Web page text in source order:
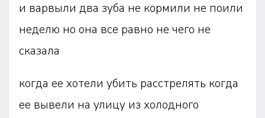
и варвыли два зуба не кормили не поили
неделю но она все равно не чего не
сказала
когда ее хотели убить расстрелять когда
ее вывели на улицу из холодного